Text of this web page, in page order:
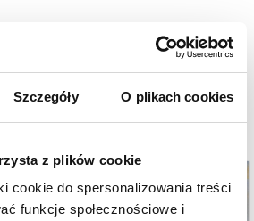
Szczegóły O plikach cookies
z plików cookie
cookie do spersonalizowania treści
funkcje społecznościowe i
karton;